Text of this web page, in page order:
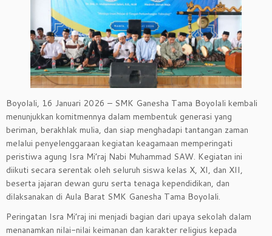
Boyolali, 16 Januari 2026 – SMK Ganesha Tama Boyolali kembali
menunjukkan komitmennya dalam membentuk generasi yang
beriman, berakhlak mulia, dan siap menghadapi tantangan zaman
melalui penyelenggaraan kegiatan keagamaan memperingati
peristiwa agung Isra Mi’raj Nabi Muhammad SAW. Kegiatan ini
diikuti secara serentak oleh seluruh siswa kelas X, XI, dan XII,
beserta jajaran dewan guru serta tenaga kependidikan, dan
dilaksanakan di Aula Barat SMK Ganesha Tama Boyolali.
Peringatan Isra Mi’raj ini menjadi bagian dari upaya sekolah dalam
menanamkan nilai-nilai keimanan dan karakter religius kepada